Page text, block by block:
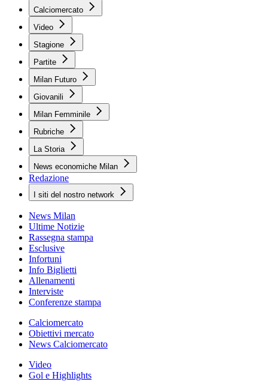
Calciomercato
Video
Stagione
Partite
Milan Futuro
Giovanili
Milan Femminile
Rubriche
La Storia
News economiche Milan
Redazione
I siti del nostro network
News Milan
Ultime Notizie
Rassegna stampa
Esclusive
Infortuni
Info Biglietti
Allenamenti
Interviste
Conferenze stampa
Calciomercato
Obiettivi mercato
News Calciomercato
Video
Gol e Highlights